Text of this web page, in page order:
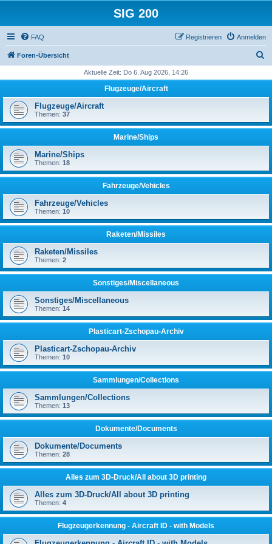
SIG 200
FAQ Anmelden
Registrieren
Foren-Übersicht
h
Aktuelle Zeit: Do 6. Aug 2026, 14:26
Flugzeuge/Aircraft
Flugzeuge/Aircraft
Themen: 37
Marine/Ships
Marine/Ships
Themen: 18
Fahrzeuge/Vehicles
Fahrzeuge/Vehicles
Themen: 10
Raketen/Missiles
Raketen/Missiles
Themen: 2
Sonstiges/Miscellaneous
Sonstiges/Miscellaneous
Themen: 14
Plasticart-Zschopau-Archiv
Plasticart-Zschopau-Archiv
Themen: 10
Sammlungen/Collections
Sammlungen/Collections
Themen: 13
Dokumente/Documents
Dokumente/Documents
Themen: 28
Alles zum 3D-Druck/All about 3D printing
Alles zum 3D-Druck/All about 3D printing
Themen: 4
Flugzeugerkennung - Aircraft ID - with Models